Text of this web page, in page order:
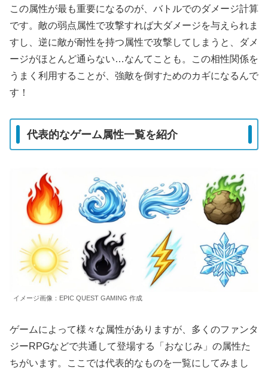
この属性が最も重要になるのが、バトルでのダメージ計算
です。敵の弱点属性で攻撃すれば大ダメージを与えられま
すし、逆に敵が耐性を持つ属性で攻撃してしまうと、ダメ
ージがほとんど通らない…なんてことも。この相性関係を
うまく利用することが、強敵を倒すためのカギになるんで
す！
代表的なゲーム属性一覧を紹介
イメージ画像：EPIC QUEST GAMING 作成
ゲームによって様々な属性がありますが、多くのファンタ
ジーRPGなどで共通して登場する「おなじみ」の属性た
ちがいます。ここでは代表的なものを一覧にしてみまし